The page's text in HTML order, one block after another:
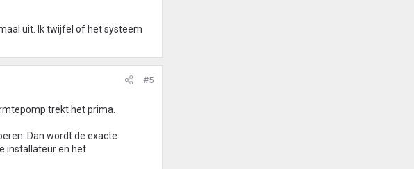
uit. Ik twijfel of het systeem
#5
trekt het prima.
Dan wordt de exacte
installateur en het